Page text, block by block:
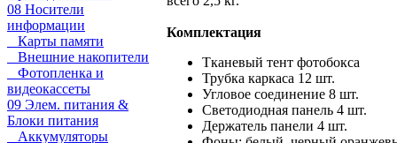
08 Носители
информации
Карты памяти
Внешние накопители
Фотопленка и
видеокассеты
09 Элем. питания &
Блоки питания
Аккумуляторы
Комплектация
Тканевый тент фотобокса
Трубка каркаса 12 шт.
Угловое соединение 8 шт.
Светодиодная панель 4 шт.
Держатель панели 4 шт.